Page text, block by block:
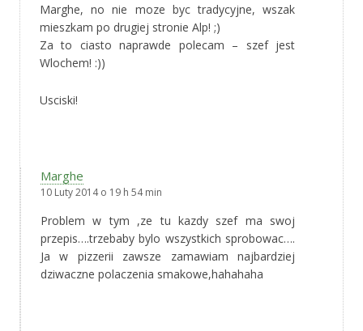
Marghe, no nie moze byc tradycyjne, wszak
mieszkam po drugiej stronie Alp! ;)
Za to ciasto naprawde polecam – szef jest
Wlochem! :))
Usciski!
Marghe
10 Luty 2014 o 19 h 54 min
Problem w tym ,ze tu kazdy szef ma swoj
przepis….trzebaby bylo wszystkich sprobowac….
Ja w pizzerii zawsze zamawiam najbardziej
dziwaczne polaczenia smakowe,hahahaha